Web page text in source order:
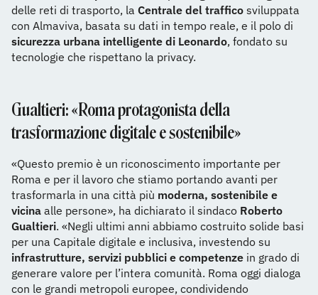
delle reti di trasporto, la Centrale del traffico sviluppata
con Almaviva, basata su dati in tempo reale, e il polo di
sicurezza urbana intelligente di Leonardo, fondato su
tecnologie che rispettano la privacy.
Gualtieri: «Roma protagonista della
trasformazione digitale e sostenibile»
«Questo premio è un riconoscimento importante per
Roma e per il lavoro che stiamo portando avanti per
trasformarla in una città più moderna, sostenibile e
vicina alle persone», ha dichiarato il sindaco Roberto
Gualtieri. «Negli ultimi anni abbiamo costruito solide basi
per una Capitale digitale e inclusiva, investendo su
infrastrutture, servizi pubblici e competenze in grado di
generare valore per l’intera comunità. Roma oggi dialoga
con le grandi metropoli europee, condividendo